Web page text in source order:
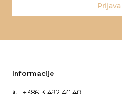
Prijava
Informacije